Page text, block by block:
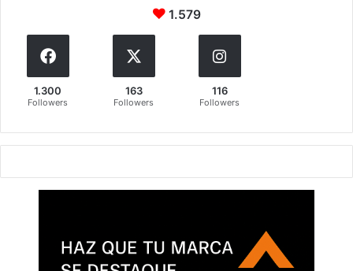
1.579
1.300
Followers
163
Followers
116
Followers